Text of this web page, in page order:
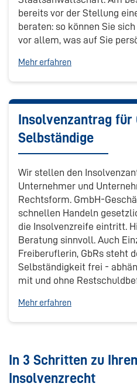
bereits vor der Stellung
beraten: so können Sie
vor allem, was auf Sie
Mehr erfahren
Insolvenzantrag für
Selbständige
Wir stellen den
Unternehmer und
Rechtsform. GmbH-
schnellen Handeln
die Insolvenzreife eintritt.
Beratung sinnvoll. Auch
Freiberuflerin, GbRs steht
Selbständigkeit frei -
mit und ohne
Mehr erfahren
In 3 Schritten zu
Insolvenzrecht